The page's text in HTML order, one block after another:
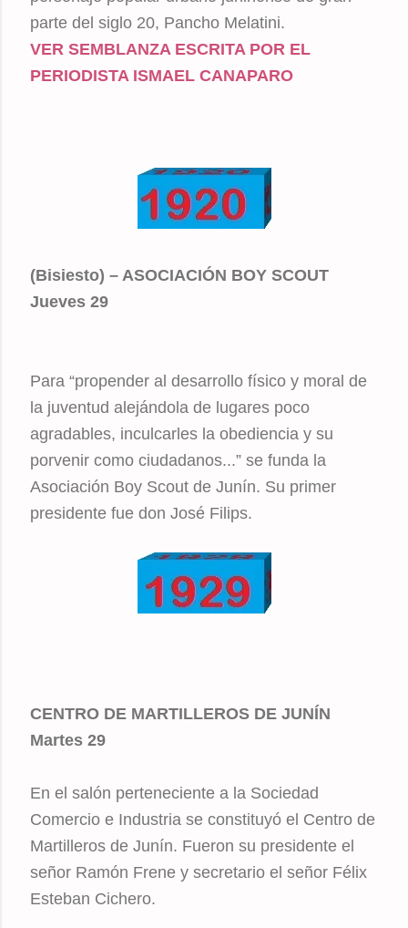
parte del siglo 20, Pancho Melatini.
VER SEMBLANZA ESCRITA POR EL
PERIODISTA ISMAEL CANAPARO
(Bisiesto) – ASOCIACIÓN BOY SCOUT
Jueves 29
Para “propender al desarrollo físico y moral de
la juventud alejándola de lugares poco
agradables, inculcarles la obediencia y su
porvenir como ciudadanos...” se funda la
Asociación Boy Scout de Junín. Su primer
presidente fue don José Filips.
CENTRO DE MARTILLEROS DE JUNÍN
Martes 29
En el salón perteneciente a la Sociedad
Comercio e Industria se constituyó el Centro de
Martilleros de Junín. Fueron su presidente el
señor Ramón Frene y secretario el señor Félix
Esteban Cichero.